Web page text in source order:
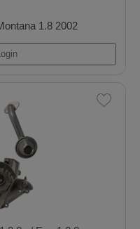
1.8/2.0/Gol/Santana
seu Login